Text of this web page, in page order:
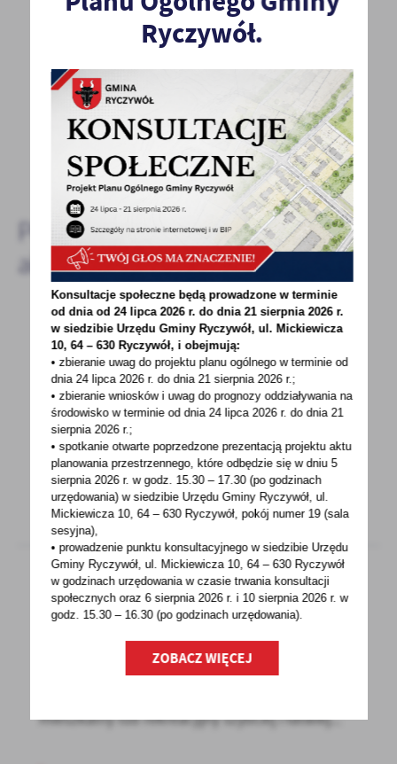
Spodobała Ci się informacja? Zostaw nam swoją opinię
- to dla Ciebie staramy się być najlepsi, a Twoje zdanie
bardzo nam w tym pomoże!
DODAJ KOMENTARZ
Pozostałe
aktualności
12 - 05 - 2022
XXXVII Sesja Rady Gminy w dniu 20.05.2022 r.
Na podstawie art. 20 ust. 1 ustawy z dnia 8
marca 1990 roku o samorządzie gminnym (Dz.
U. z 2022...
11 - 05 - 2022
#Dom Bez Formalności
mieszkalny lub rekreacyjny szybciej i łatwiej...
Ryczywół.
Konsultacje społeczne będą prowadzone w terminie
od dnia od 24 lipca 2026 r. do dnia 21 sierpnia 2026 r.
w siedzibie Urzędu Gminy Ryczywół, ul. Mickiewicza
10, 64 – 630 Ryczywół, i obejmują:
• zbieranie uwag do projektu planu ogólnego w terminie od
dnia 24 lipca 2026 r. do dnia 21 sierpnia 2026 r.;
• zbieranie wniosków i uwag do prognozy oddziaływania na
środowisko w terminie od dnia 24 lipca 2026 r. do dnia 21
sierpnia 2026 r.;
• spotkanie otwarte poprzedzone prezentacją projektu aktu
planowania przestrzennego, które odbędzie się w dniu 5
sierpnia 2026 r.w godz. 15.30 – 17.30 (po godzinach
urzędowania) w siedzibie Urzędu Gminy Ryczywół, ul.
Mickiewicza 10, 64 – 630 Ryczywół, pokójnumer 19 (sala
sesyjna),
• prowadzenie punktu konsultacyjnego w siedzibie Urzędu
Gminy Ryczywół, ul. Mickiewicza 10, 64 – 630 Ryczywół
w godzinachurzędowania w czasie trwania konsultacji
społecznych oraz 6 sierpnia 2026 r. i 10 sierpnia 2026 r. w
godz. 15.30 – 16.30 (po godzinachurzędowania).
ZOBACZ WIĘCEJ